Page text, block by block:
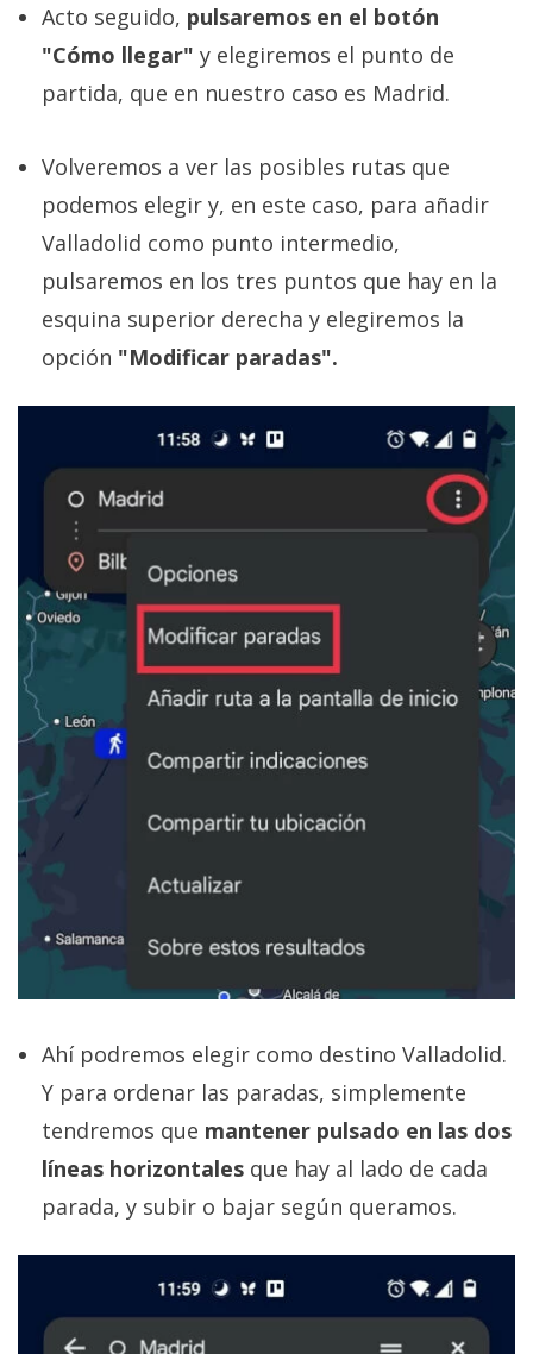
Acto seguido, pulsaremos en el botón
"Cómo llegar" y elegiremos el punto de
partida, que en nuestro caso es Madrid.
Volveremos a ver las posibles rutas que
podemos elegir y, en este caso, para añadir
Valladolid como punto intermedio,
pulsaremos en los tres puntos que hay en la
esquina superior derecha y elegiremos la
opción "Modificar paradas".
Ahí podremos elegir como destino Valladolid.
Y para ordenar las paradas, simplemente
tendremos que mantener pulsado en las dos
líneas horizontales que hay al lado de cada
parada, y subir o bajar según queramos.